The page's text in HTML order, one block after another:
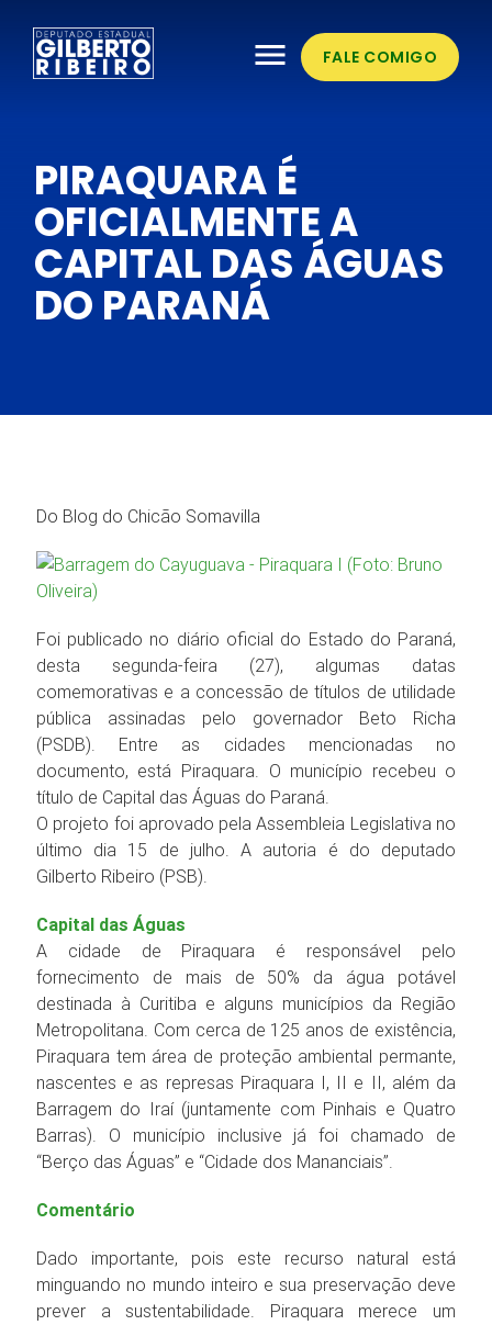
FALE COMIGO
menu
PIRAQUARA É
OFICIALMENTE A
CAPITAL DAS ÁGUAS
DO PARANÁ
Do Blog do Chicão Somavilla
Foi publicado no diário oficial do Estado do Paraná,
desta segunda-feira (27), algumas datas
comemorativas e a concessão de títulos de utilidade
pública assinadas pelo governador Beto Richa
(PSDB). Entre as cidades mencionadas no
documento, está Piraquara. O município recebeu o
título de Capital das Águas do Paraná.
O projeto foi aprovado pela Assembleia Legislativa no
último dia 15 de julho. A autoria é do deputado
Gilberto Ribeiro (PSB).
Capital das Águas
A cidade de Piraquara é responsável pelo
fornecimento de mais de 50% da água potável
destinada à Curitiba e alguns municípios da Região
Metropolitana. Com cerca de 125 anos de existência,
Piraquara tem área de proteção ambiental permante,
nascentes e as represas Piraquara I, II e II, além da
Barragem do Iraí (juntamente com Pinhais e Quatro
Barras). O município inclusive já foi chamado de
“Berço das Águas” e “Cidade dos Mananciais”.
Comentário
Dado importante, pois este recurso natural está
minguando no mundo inteiro e sua preservação deve
prever a sustentabilidade. Piraquara merece um